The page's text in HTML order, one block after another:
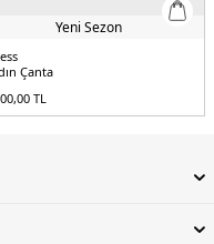
Yeni Sezon
Çanta
TL